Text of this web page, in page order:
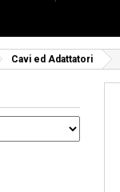
Cavi ed Adattatori